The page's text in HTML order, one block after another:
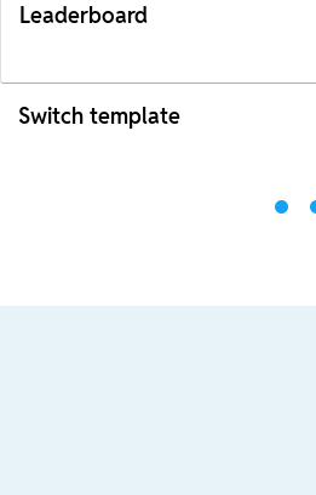
Leaderboard
Switch template